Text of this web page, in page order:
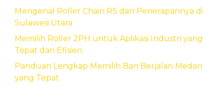
Mengenal Roller Chain RS dan Penerapannya di
Sulawesi Utara
Memilih Roller 2PH untuk Aplikasi Industri yang
Tepat dan Efisien
Panduan Lengkap Memilih Ban Berjalan Medan
yang Tepat